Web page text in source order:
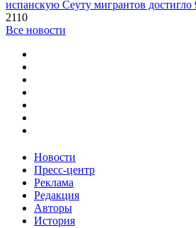
испанскую Сеуту мигрантов достигло
2110
Все новости
Новости
Пресс-центр
Реклама
Редакция
Авторы
История